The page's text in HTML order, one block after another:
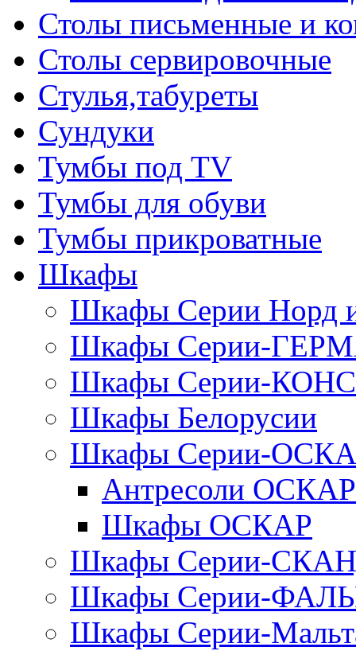
Столы письменные и
Столы сервировочные
Стулья,табуреты
Сундуки
Тумбы под TV
Тумбы для обуви
Тумбы прикроватные
Шкафы
Шкафы Серии
Шкафы Серии-
Шкафы Серии-
Шкафы Белорусии
Шкафы Серии-
Антресоли ОСКАР
Шкафы ОСКАР
Шкафы Серии-
Шкафы Серии-
Шкафы Серии-